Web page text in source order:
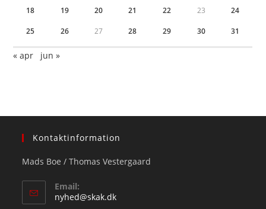
18 19 20 21 22 23 24
25 26 27 28 29 30 31
« apr jun »
Kontaktinformation
Mads Boe / Thomas Vestergaard
Email:
nyhed@skak.dkOpens